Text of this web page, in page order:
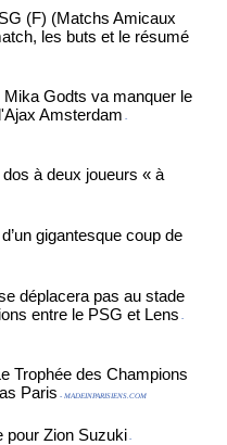
(F) (Matchs Amicaux
les buts et le résumé
Godts va manquer le
Amsterdam -
à deux joueurs « à
gigantesque coup de
déplacera pas au stade
entre le PSG et Lens -
Trophée des Champions
Paris - MADEINPARISIENS.COM
pour Zion Suzuki -